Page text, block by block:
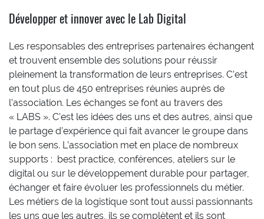
Développer et innover avec le Lab Digital
Les responsables des entreprises partenaires échangent
et trouvent ensemble des solutions pour réussir
pleinement la transformation de leurs entreprises. C’est
en tout plus de 450 entreprises réunies auprès de
l’association. Les échanges se font au travers des
« LABS ». C’est les idées des uns et des autres, ainsi que
le partage d’expérience qui fait avancer le groupe dans
le bon sens. L’association met en place de nombreux
supports : best practice, conférences, ateliers sur le
digital ou sur le développement durable pour partager,
échanger et faire évoluer les professionnels du métier.
Les métiers de la logistique sont tout aussi passionnants
les uns que les autres, ils se complètent et ils sont